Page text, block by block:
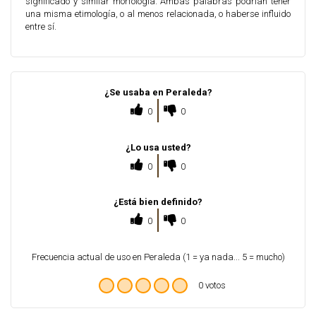
una misma etimología, o al menos relacionada, o haberse influido
entre sí.
¿Se usaba en Peraleda?
0
0
¿Lo usa usted?
0
0
¿Está bien definido?
0
0
Frecuencia actual de uso en Peraleda (1 = ya nada... 5 = mucho)
0 votos